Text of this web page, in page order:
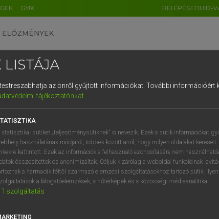
GYIK BELÉPÉS EDUID-
ELŐZMÉNYEK
uniós terminológiai szótár
VAN ELŐFIZETÉSED?
előfizetésem a teljes szócikk
NINCS ELŐFIZETÉSED?
LISTÁJA
az önről gyűjtött információkat. További információért
tájékoztatónkat.
statisztikai sütiket „teljesítménysütiknek” is nevezik. Ezek a sütik információkat
használatának módjáról, többek között arról, hogy milyen oldalakat keresett
kattintott. Ezek az információk a felhasználó azonosítására nem
összesítettek és anonimizáltak. Céljuk kizárólag a weboldal funkcióinak
a harmadik féltől származó elemzési szolgáltatásokhoz tartozó sütik;
a látogatóelemzések, a hőtérképek és a közösségi médiaanalitika.
1 szolgáltatás
DE CN FR ES IT NL
1 2 3 4 5 6 7 8 9
q w e r t z u i
a s d f g h j k l é
í y x c v b n m , .